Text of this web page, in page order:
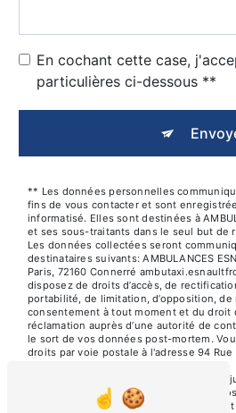
En cochant cette case,
particulières ci-dessous **
** Les données personnelles
fins de vous contacter et sont
informatisé. Elles sont destinées à
et ses sous-traitants dans le seul but de
Les données collectées seront
destinataires suivants: AMBULANCES
Paris, 72160 Connerré
disposez de droits d’accès, de
portabilité, de limitation, d’opposition, de
consentement à tout moment et du droit
réclamation auprès d’une autorité de
le sort de vos données post-mortem.
droits par voie postale à l'adresse 94 Rue
ambutaxi.esnaultfroger@wanadoo.fr.
vous être demandé. Nous conservons
période de prise de contact puis